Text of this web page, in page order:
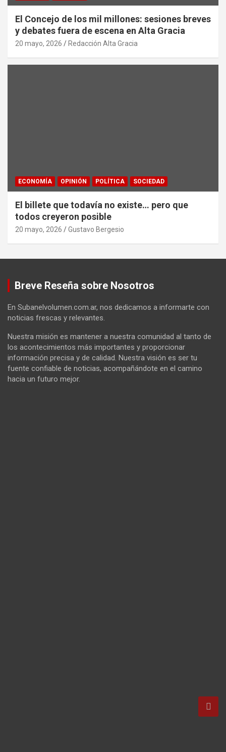
El Concejo de los mil millones: sesiones breves
y debates fuera de escena en Alta Gracia
20 mayo, 2026 Redacción Alta Gracia
ECONOMÍA OPINIÓN POLÍTICA SOCIEDAD
El billete que todavía no existe… pero que
todos creyeron posible
20 mayo, 2026 Gustavo Bergesio
Breve Reseña sobre Nosotros
En Subanelvolumen.com.ar, nos dedicamos a informarte con
noticias frescas y relevantes.
Nuestra misión es mantener a nuestra comunidad al tanto de
los acontecimientos más importantes y proporcionar
información precisa y de calidad. Nuestra visión es ser tu
fuente confiable de noticias, acompañándote en el camino
hacia un futuro mejor.